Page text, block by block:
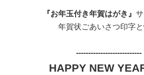
『お年玉付き年賀はがき』
年賀状ごあいさつ印字
---------------------------
HAPPY NEW